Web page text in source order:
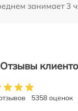
занимает 3
Отзывы
5358 оценок